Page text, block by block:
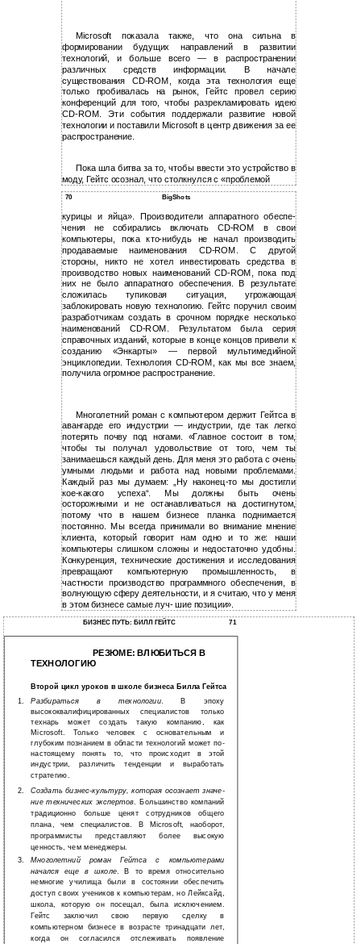
Microsoft показала также, что она сильна в
формировании будущих направлений в развитии
технологий, и больше всего — в распространении
различных средств информации. В начале
существования CD-ROM, когда эта технология еще
только пробивалась на рынок, Гейтс провел серию
конференций для того, чтобы разрекламировать идею
CD-ROM. Эти события поддержали развитие новой
технологии и поставили Microsoft в центр движения за ее
распространение.
Пока шла битва за то, чтобы ввести это устройство в
моду, Гейтс осознал, что столкнулся с «проблемой
70 BigShots
курицы и яйца». Производители аппаратного обеспе-
чения не собирались включать CD-ROM в свои
компьютеры, пока кто-нибудь не начал производить
продаваемые наименования CD-ROM. С другой
стороны, никто не хотел инвестировать средства в
производство новых наименований CD-ROM, пока под
них не было аппаратного обеспечения. В результате
сложилась тупиковая ситуация, угрожающая
заблокировать новую технологию. Гейтс поручил своим
разработчикам создать в срочном порядке несколько
наименований CD-ROM. Результатом была серия
справочных изданий, которые в конце концов привели к
созданию «Энкарты» — первой мультимедийной
энциклопедии. Технология CD-ROM, как мы все знаем,
получила огромное распространение.
Многолетний роман с компьютером держит Гейтса в
авангарде его индустрии — индустрии, где так легко
потерять почву под ногами. «Главное состоит в том,
чтобы ты получал удовольствие от того, чем ты
занимаешься каждый день. Для меня это работа с очень
умными людьми и работа над новыми проблемами.
Каждый раз мы думаем: „Ну наконец-то мы достигли
кое-какого успеха“. Мы должны быть очень
осторожными и не останавливаться на достигнутом,
потому что в нашем бизнесе планка поднимается
постоянно. Мы всегда принимали во внимание мнение
клиента, который говорит нам одно и то же: наши
компьютеры слишком сложны и недостаточно удобны.
Конкуренция, технические достижения и исследования
превращают компьютерную промышленность, в
частности производство программного обеспечения, в
волнующую сферу деятельности, и я считаю, что у меня
в этом бизнесе самые луч- шие позиции».
БИЗНЕС ПУТЬ: БИЛЛ ГЕЙТС 71
РЕЗЮМЕ: ВЛЮБИТЬСЯ В
ТЕХНОЛОГИЮ
Второй цикл уроков в школе бизнеса Билла Гейтса
1. Разбираться в технологии. В эпоху
высококвалифицированных специалистов только
технарь может создать такую компанию, как
Microsoft. Только человек с основательным и
глубоким познанием в области технологий может по-
настоящему понять то, что происходит в этой
индустрии, различить тенденции и выработать
стратегию.
2.
Создатьбизнес-культуру, которая осознает значе-
ние технических экспертов. Большинство компаний
традиционно больше ценят сотрудников общего
плана, чем специалистов. В Microsoft, наоборот,
программисты представляют более высокую
ценность, чем менеджеры.
3.
Многолетний роман Гейтса с компьютерами
начался еще в школе. В то время относительно
немногие училища были в состоянии обеспечить
доступ своих учеников к компьютерам, но Лейксайд,
школа, которую он посещал, была исключением.
Гейтс заключил свою первую сделку в
компьютерном бизнесе в возрасте тринадцати лет,
когда он согласился отслеживать появление